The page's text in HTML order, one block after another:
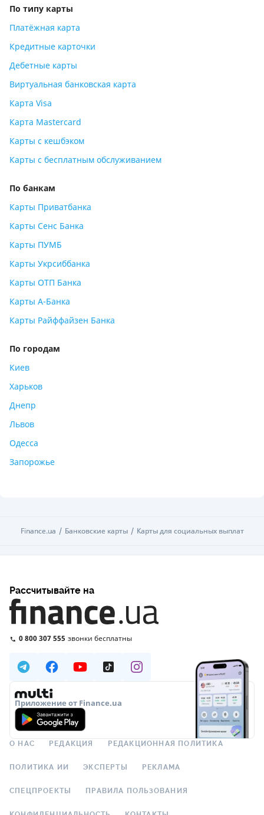
По типу карты
Платёжная карта
Кредитные карточки
Дебетные карты
Виртуальная банковская карта
Карта Visa
Карта Mastercard
Карты с кешбэком
Карты с бесплатным обслуживанием
По банкам
Карты Приватбанка
Карты Сенс Банка
Карты ПУМБ
Карты Укрсиббанка
Карты ОТП Банка
Карты А-Банка
Карты Райффайзен Банка
По городам
Киев
Харьков
Днепр
Львов
Одесса
Запорожье
Finance.ua Банковские карты Карты для социальных выплат
Finance.ua Банковские карты Карты для социальных выплат
Рассчитывайте на
0 800 307 555 звонки бесплатны
Приложение от Finance.ua
О НАС РЕДАКЦИЯ РЕДАКЦИОННАЯ ПОЛИТИКА
ПОЛИТИКА ИИ ЭКСПЕРТЫ РЕКЛАМА
СПЕЦПРОЕКТЫ ПРАВИЛА ПОЛЬЗОВАНИЯ